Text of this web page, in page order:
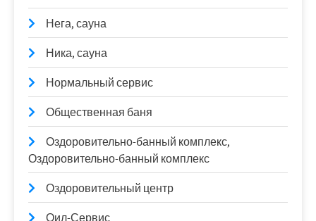
Нега, сауна
Ника, сауна
Нормальный сервис
Общественная баня
Оздоровительно-банный комплекс,
Оздоровительно-банный комплекс
Оздоровительный центр